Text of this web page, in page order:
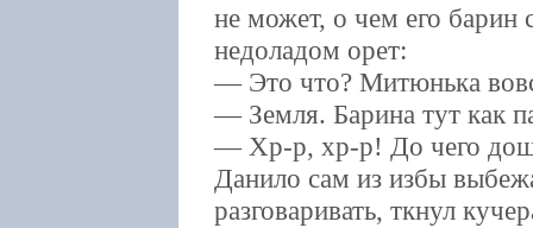
не может, о чем его барин
недоладом орет:
— Это что? Митюнька
— Земля. Барина тут как
— Хр-р, хр-р! До чего
Данило сам из избы
разговаривать, ткнул